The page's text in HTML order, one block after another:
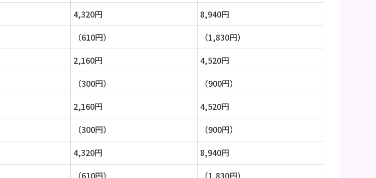
4,320円
8,940円
（610円） （1,830円）
2,160円
4,520円
（300円） （900円）
2,160円
4,520円
（300円） （900円）
4,320円
8,940円